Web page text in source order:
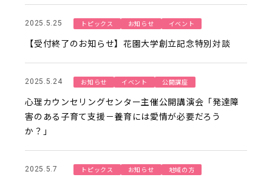
2025.5.25 トピックス お知らせ イベント
【受付終了のお知らせ】花園大学創立記念特別対談
2025.5.24 お知らせ イベント 公開講座
心理カウンセリングセンター主催公開講演会「発達障
害のある子育て支援－養育には愛情が必要だろう
か？」
2025.5.7 トピックス お知らせ 地域の方